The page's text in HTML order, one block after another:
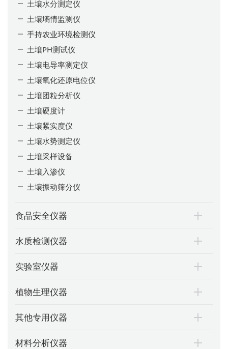
土壤水分测定仪
土壤墒情监测仪
手持农业环境检测仪
土壤PH测试仪
土壤电导率测定仪
土壤氧化还原电位仪
土壤团粒分析仪
土壤硬度计
土壤紧实度仪
土壤水势测定仪
土壤采样设备
土壤入渗仪
土壤振动筛分仪
食品安全仪器
水质检测仪器
实验室仪器
植物生理仪器
其他专用仪器
材料分析仪器